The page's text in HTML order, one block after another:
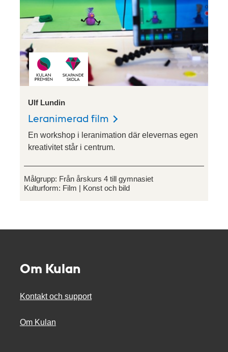
Ulf Lundin
Leranimerad film
En workshop i leranimation där elevernas egen
kreativitet står i centrum.
Målgrupp: Från årskurs 4 till gymnasiet
Kulturform: Film Konst och bild
Om Kulan
Kontakt och support
Om Kulan